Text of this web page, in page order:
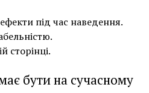
під час наведення.
сторінці.
бути на сучасному